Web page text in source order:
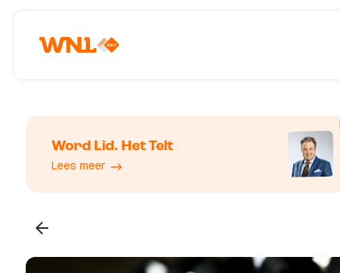
Word Lid. Het Telt
Lees meer